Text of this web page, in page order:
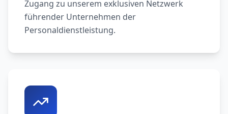
Zugang zu unserem exklusiven Netzwerk
führender Unternehmen der
Personaldienstleistung.